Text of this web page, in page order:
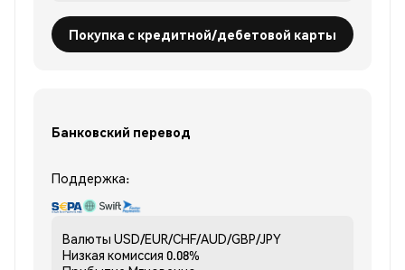
Покупка с кредитной/дебетовой карты
Банковский перевод
Поддержка:
Валюты USD/EUR/CHF/AUD/GBP/JPY
Низкая комиссия 0.08%